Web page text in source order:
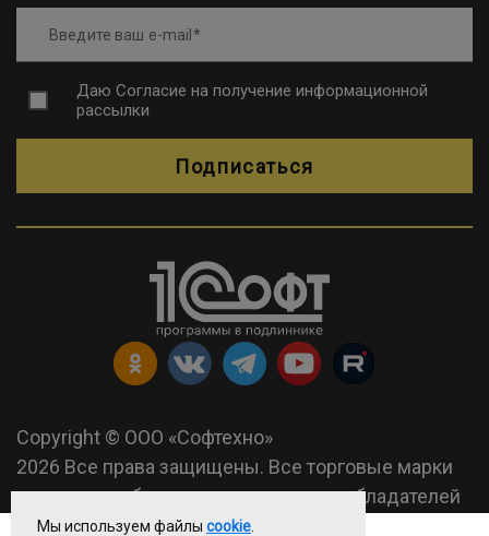
Введите ваш e-mail
Даю Согласие на получение информационной
рассылки
Подписаться
Copyright © ООО «Софтехно»
2026 Все права защищены. Все торговые марки
являются собственностью их правообладателей
Мы используем файлы cookie